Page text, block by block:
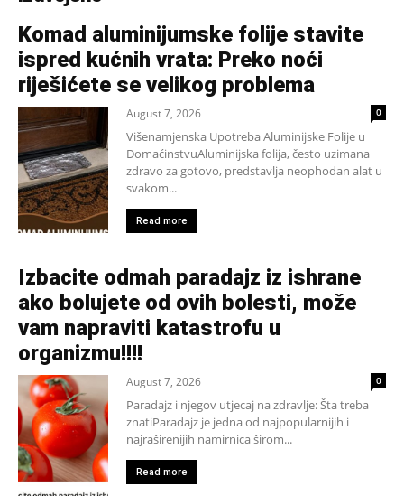
Komad aluminijumske folije stavite
ispred kućnih vrata: Preko noći
riješićete se velikog problema
August 7, 2026 0
Višenamjenska Upotreba Aluminijske Folije u
DomaćinstvuAluminijska folija, često uzimana
zdravo za gotovo, predstavlja neophodan alat u
svakom...
Read more
Izbacite odmah paradajz iz ishrane
ako bolujete od ovih bolesti, može
vam napraviti katastrofu u
organizmu!!!!
August 7, 2026 0
Paradajz i njegov utjecaj na zdravlje: Šta treba
znatiParadajz je jedna od najpopularnijih i
najraširenijih namirnica širom...
Read more